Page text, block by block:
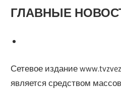
ГЛАВНЫЕ
Сетевое издание
является средством